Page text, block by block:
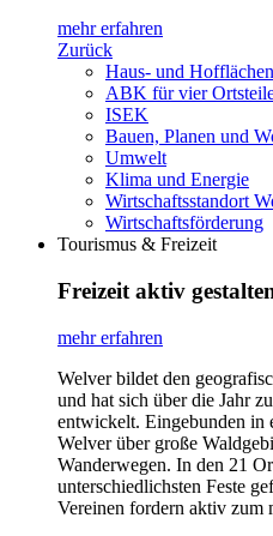
mehr erfahren
Zurück
Haus- und
ABK für vier
ISEK
Bauen, Planen und
Umwelt
Klima und Energie
Wirtschaftsstandort
Wirtschaftsförderung
Tourismus & Freizeit
Freizeit aktiv
mehr erfahren
Welver bildet den
und hat sich über die Jahr
entwickelt. Eingebunden in
Welver über große
Wanderwegen. In den 21
unterschiedlichsten Feste
Vereinen fordern aktiv zum